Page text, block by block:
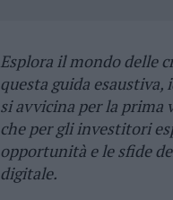
Esplora il mondo delle
questa guida esaustiva,
si avvicina per la prima
che per gli investitori
opportunità e le sfide
digitale.